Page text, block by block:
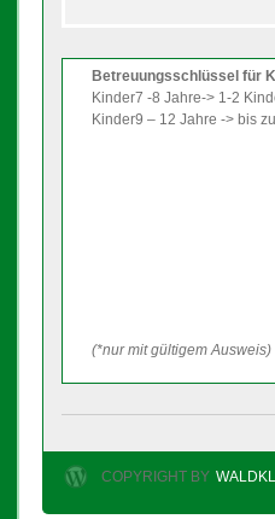
Betreuungsschlüssel für
Kinder7 -8 Jahre-> 1-2
Kinder9 – 12 Jahre -> bis
(*nur mit gültigem Ausweis)
COPYRIGHT BY